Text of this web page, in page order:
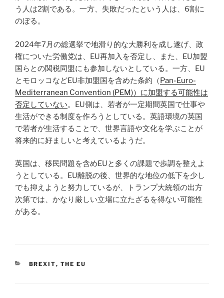
う人は2割である。一方、失敗だったという人は、6割に
のぼる。
2024年7月の総選挙で地滑り的な大勝利を成し遂げ、政
権についた労働党は、EU再加入を否定し、また、EU加盟
国らとの関税同盟にも参加しないとしている。一方、EU
とモロッコなどEU非加盟国を含めた条約（Pan-Euro-
Mediterranean Convention (PEM)）に加盟する可能性は
否定していない。EU側は、若者が一定期間英国で仕事や
生活ができる制度を作ろうとしている。英語環境の英国
で若者が生活することで、世界言語や文化を学ぶことが
将来的に好ましいと考えているようだ。
英国は、移民問題を含めEUと多くの課題で歩調を整えよ
うとしている。EU離脱の後、世界的な地位の低下を少し
でも抑えようと努力しているが、トランプ大統領の出方
次第では、かなり厳しい立場に立たざるを得ない可能性
がある。
CATEGORIES
BREXIT, THE EU